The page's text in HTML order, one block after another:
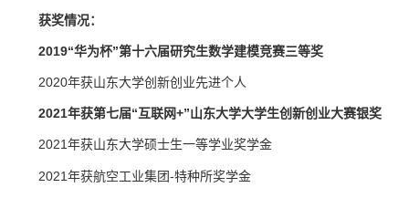
获奖情况：
2019“华为杯”第十六届研究生数学建模竞赛三等奖
2020年获山东大学创新创业先进个人
2021年获第七届“互联网+”山东大学大学生创新创业大赛银奖
2021年获山东大学硕士生一等学业奖学金
2021年获航空工业集团-特种所奖学金